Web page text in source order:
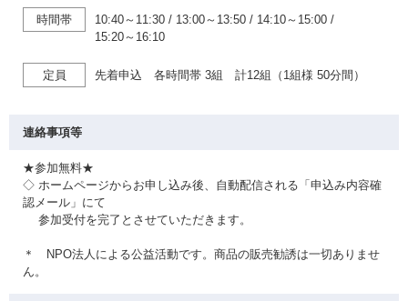
時間帯 10:40～11:30 / 13:00～13:50 / 14:10～15:00 /
15:20～16:10
定員 先着申込 各時間帯 3組 計12組（1組様 50分間）
連絡事項等
★参加無料★
◇ ホームページからお申し込み後、自動配信される「申込み内容確
認メール」にて
参加受付を完了とさせていただきます。
＊ NPO法人による公益活動です。商品の販売勧誘は一切ありませ
ん。